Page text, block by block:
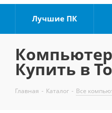
Лучшие ПК
Компьютер
Купить в
Главная - Каталог - Все